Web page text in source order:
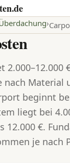
nach Material
beginnt
liegt bei
12.000 €.
je nach